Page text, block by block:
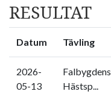
RESULTAT
Datum Tävling
2026-
05-13
Falbygdens
Hästsp...